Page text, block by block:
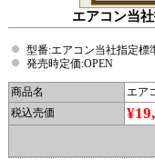
エアコン当
型番:エアコン当社指定標
発売時定価:OPEN
商品名
エア
税込売価